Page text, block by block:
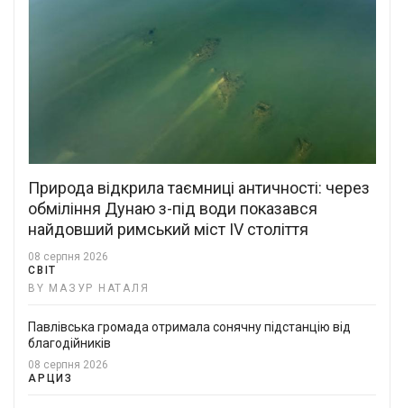
Природа відкрила таємниці античності: через
обміління Дунаю з-під води показався
найдовший римський міст IV століття
08 серпня 2026
СВІТ
BY МАЗУР НАТАЛЯ
Павлівська громада отримала сонячну підстанцію від
благодійників
08 серпня 2026
АРЦИЗ